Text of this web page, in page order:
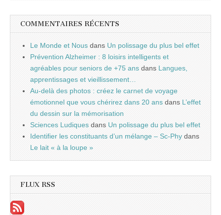
COMMENTAIRES RÉCENTS
Le Monde et Nous dans Un polissage du plus bel effet
Prévention Alzheimer : 8 loisirs intelligents et
agréables pour seniors de +75 ans dans Langues,
apprentissages et vieillissement…
Au-delà des photos : créez le carnet de voyage
émotionnel que vous chérirez dans 20 ans dans L’effet
du dessin sur la mémorisation
Sciences Ludiques dans Un polissage du plus bel effet
Identifier les constituants d’un mélange – Sc-Phy dans
Le lait « à la loupe »
FLUX RSS